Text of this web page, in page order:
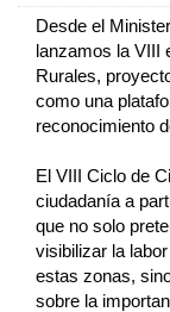
Desde el
lanzamos la VIII
Rurales,
como una
reconocimiento
El VIII Ciclo de
ciudadanía a
que no solo
visibilizar la
estas zonas,
sobre la